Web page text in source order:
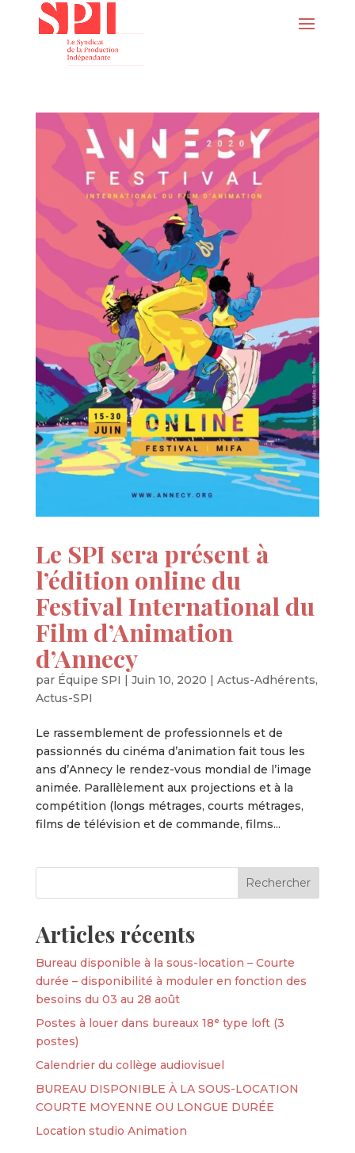
Le SPI sera présent à
l’édition online du
Festival International du
Film d’Animation
d’Annecy
par Équipe SPI | Juin 10, 2020 | Actus-Adhérents,
Actus-SPI
Le rassemblement de professionnels et de
passionnés du cinéma d’animation fait tous les
ans d’Annecy le rendez-vous mondial de l’image
animée. Parallèlement aux projections et à la
compétition (longs métrages, courts métrages,
films de télévision et de commande, films...
Articles récents
Bureau disponible à la sous-location – Courte
durée – disponibilité à moduler en fonction des
besoins du 03 au 28 août
Postes à louer dans bureaux 18ᵉ type loft (3
postes)
Calendrier du collège audiovisuel
BUREAU DISPONIBLE À LA SOUS-LOCATION
COURTE MOYENNE OU LONGUE DURÉE
Location studio Animation